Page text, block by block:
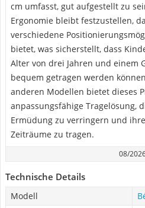
cm umfasst, gut aufgestellt zu
Ergonomie bleibt festzustellen,
verschiedene
bietet, was sicherstellt, dass
Alter von drei Jahren und einem
bequem getragen werden
anderen Modellen bietet dieses
anpassungsfähige Tragelösung,
Ermüdung zu verringern und
Zeiträume zu tragen.
08/
Technische Details
Modell